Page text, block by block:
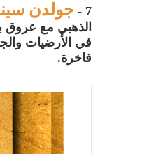
7 - جولدن
الذهبي مع عروق
في الأرضيات
فاخرة.